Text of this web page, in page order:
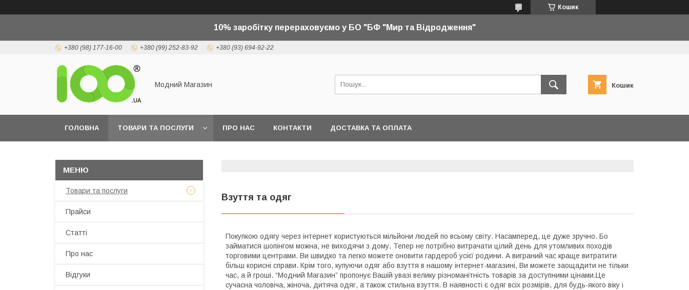
Кошик
10% заробітку перераховуємо у БО "БФ "Мир та Відродження"
+380 (98) 177-16-00 +380 (99) 252-83-92 +380 (93) 694-92-22
Модний Магазин Кошик
ГОЛОВНА ТОВАРИ ТА ПОСЛУГИ ПРО НАС КОНТАКТИ ДОСТАВКА ТА ОПЛАТА
Взуття та одяг
Покупкою одягу через інтернет користуються мільйони людей по всьому світу. Насамперед, це дуже зручно. Бо
займатися шопінгом можна, не виходячи з дому. Тепер не потрібно витрачати цілий день для утомливих походів
торговими центрами. Ви швидко та легко можете оновити гардероб усієї родини. А виграний час краще витратити
більш корисні справи. Крім того, купуючи одяг або взуття в нашому інтернет-магазині, Ви можете заощадити не тільки
час, а й гроші. “Модний Магазин” пропонує Вашій увазі велику різноманітність товарів за доступними цінами.Це
сучасна чоловіча, жіноча, дитяча одяг, а також стильна взуття. В наявності є одяг всіх розмірів, для будь-якого віку і
Товари та послуги
Прайси
Статті
Про нас
Відгуки